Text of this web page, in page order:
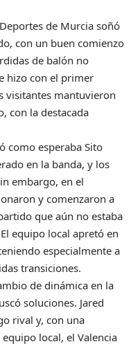
de Murcia soñó
con un buen comienzo
de balón no
hizo con el primer
visitantes mantuvieron
con la destacada
como esperaba Sito
en la banda, y los
embargo, en el
y comenzaron a
que aún no estaba
equipo local apretó en
especialmente a
transiciones.
de dinámica en la
soluciones. Jared
rival y, con una
local, el Valencia